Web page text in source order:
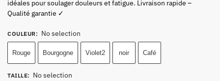
idéales pour soulager douleurs et fatigue. Livraison rapide –
Qualité garantie ✓
COULEUR: No selection
Rouge Bourgogne Violet2 noir Café
TAILLE: No selection